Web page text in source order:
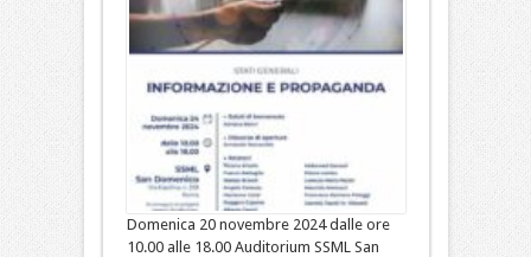
Domenica 20 novembre 2024 dalle ore
10.00 alle 18.00 Auditorium SSML San